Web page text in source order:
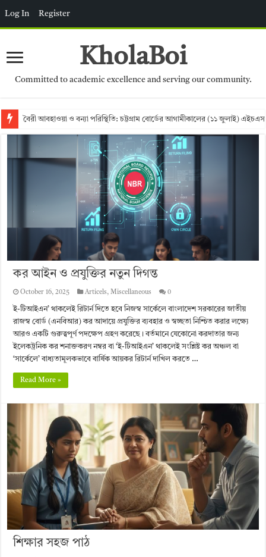
KholaBoi
Committed to academic excellence and serving our community.
বৈরী আবহাওয়া ও বন্যা পরিস্থিতি: চট্টগ্রাম বোর্ডের আগামীকালের (১১ জুলাই)
কর আইন ও প্রযুক্তির নতুন দিগন্ত
October 16, 2025 Articels,Miscellaneous 0
ই-টিআইএন’ থাকলেই রিটার্ন দিতে হবে নিজস্ব সার্কেলে বাংলাদেশ সরকারের জাতীয়
রাজস্ব বোর্ড (এনবিআর) কর আদায়ে প্রযুক্তির ব্যবহার ও স্বচ্ছতা নিশ্চিত করার লক্ষ্যে
আরও একটি গুরুত্বপূর্ণ পদক্ষেপ গ্রহণ করেছে। বর্তমানে যেকোনো করদাতার জন্য
ইলেকট্রনিক কর শনাক্তকরণ নম্বর বা ‘ই-টিআইএন’ থাকলেই সংশ্লিষ্ট কর অঞ্চল বা
‘সার্কেলে’ বাধ্যতামূলকভাবে বার্ষিক আয়কর রিটার্ন দাখিল করতে …
Read More »
শিক্ষার সহজ পাঠ
Log In Register